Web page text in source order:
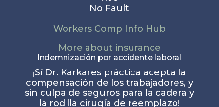
No Fault
Workers Comp Info Hub
More about insurance
Indemnización por accidente laboral
¡Sí Dr. Karkares práctica acepta la
compensación de los trabajadores, y
sin culpa de seguros para la cadera y
la rodilla cirugía de reemplazo!